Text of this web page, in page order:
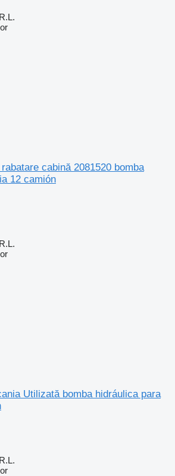
cabină 2081520 bomba
12 camión
Utilizată bomba hidráulica para